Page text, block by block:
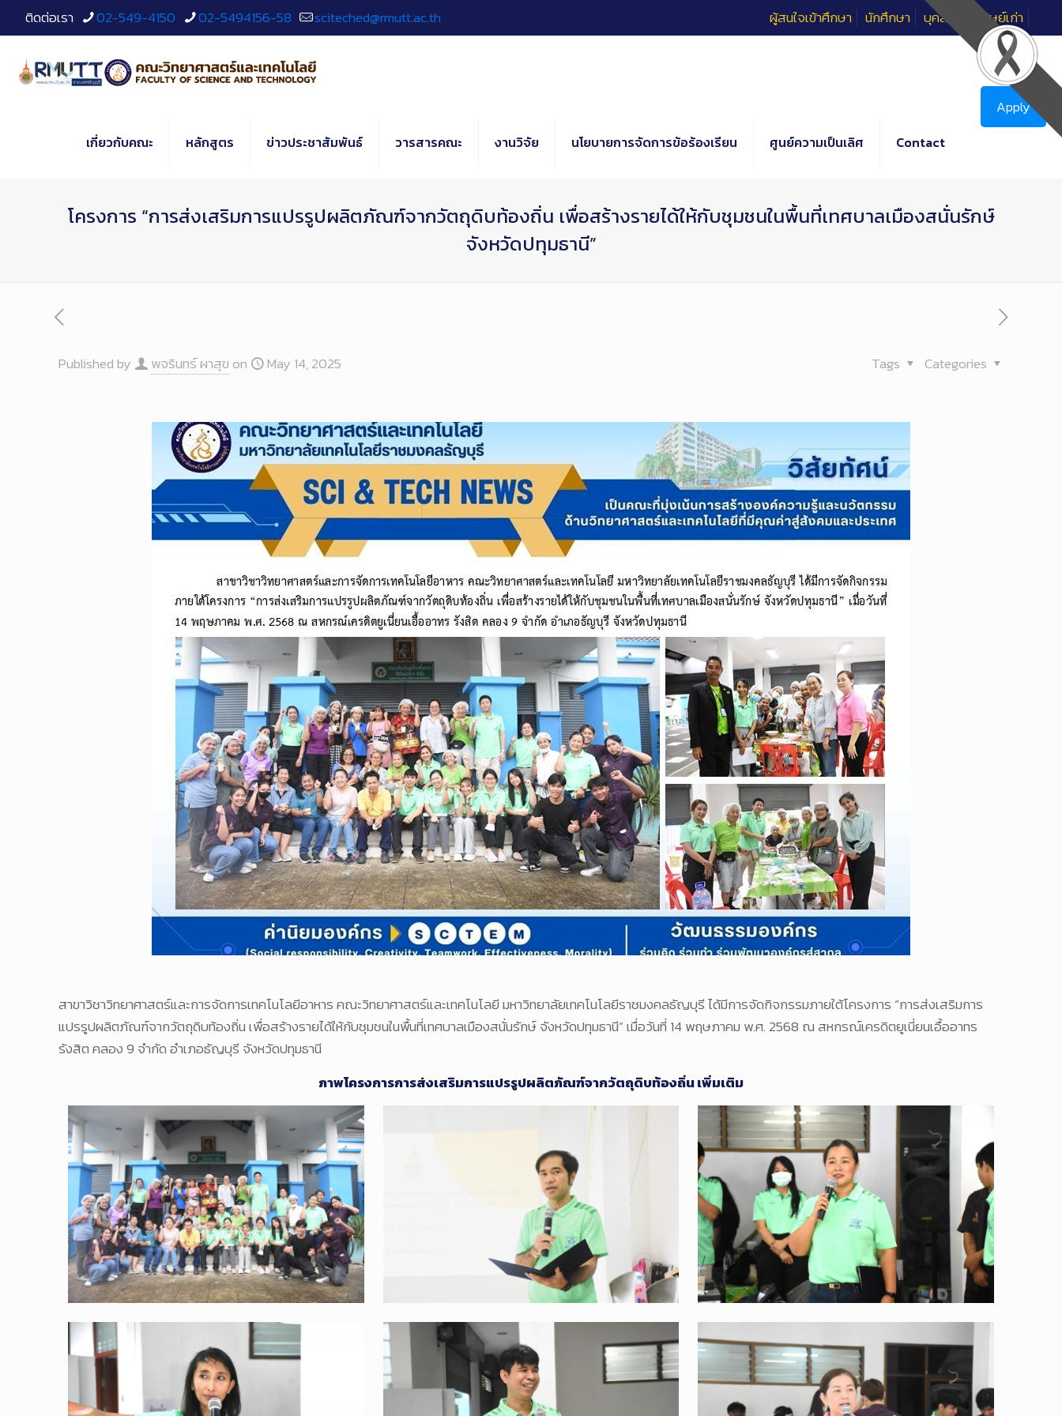
to
Content
ติดต่อเรา 02-549-4150 02-5494156-58 sciteched@rmutt.ac.th ผู้สนใจเข้าศึกษา นักศึกษา บุคลากร ศิษย์เก่า
เกี่ยวกับคณะ หลักสูตร ข่าวประชาสัมพันธ์ วารสารคณะ งานวิจัย นโยบายการจัดการข้อร้องเรียน ศูนย์ความเป็นเลิศ Contact
Apply
โครงการ “การส่งเสริมการแปรรูปผลิตภัณฑ์จากวัตถุดิบท้องถิ่น เพื่อสร้างรายได้ให้กับชุมชนในพื้นที่เทศบาลเมืองสนั่นรักษ์
จังหวัดปทุมธานี”
Published by พจรินทร์ ผาสุข on May 14, 2025 Categories
Tags
สาขาวิชาวิทยาศาสตร์และการจัดการเทคโนโลยีอาหาร คณะวิทยาศาสตร์และเทคโนโลยี มหาวิทยาลัยเทคโนโลยีราชมงคลธัญบุรี ได้มีการจัดกิจกรรมภายใต้โครงการ “การส่งเสริมการ
แปรรูปผลิตภัณฑ์จากวัตถุดิบท้องถิ่น เพื่อสร้างรายได้ให้กับชุมชนในพื้นที่เทศบาลเมืองสนั่นรักษ์ จังหวัดปทุมธานี” เมื่อวันที่ 14 พฤษภาคม พ.ศ. 2568 ณ สหกรณ์เครดิตยูเนี่ยนเอื้ออาทร
รังสิต คลอง 9 จำกัด อำเภอธัญบุรี จังหวัดปทุมธานี
ภาพโครงการการส่งเสริมการแปรรูปผลิตภัณฑ์จากวัตถุดิบท้องถิ่น เพิ่มเติม